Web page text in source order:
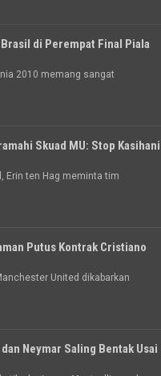
di Perempat Final Piala
2010 memang sangat
Skuad MU: Stop Kasihani
Erin ten Hag meminta tim
Putus Kontrak Cristiano
United dikabarkan
Neymar Saling Bentak Usai